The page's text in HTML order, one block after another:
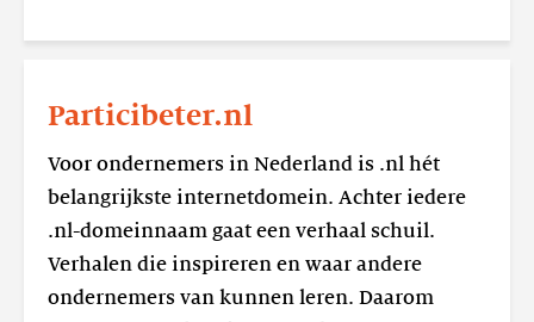
Particibeter.nl
Voor ondernemers in Nederland is .nl hét
belangrijkste internetdomein. Achter iedere
.nl-domeinnaam gaat een verhaal schuil.
Verhalen die inspireren en waar andere
ondernemers van kunnen leren. Daarom
meer